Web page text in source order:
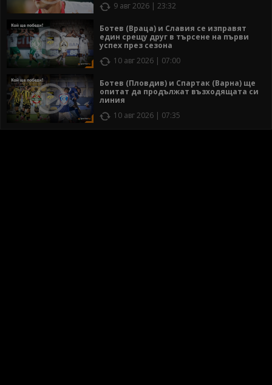
9 авг 2026 | 23:32
Ботев (Враца) и Славия се изправят
един срещу друг в търсене на първи
успех през сезона
10 авг 2026 | 07:00
Ботев (Пловдив) и Спартак (Варна) ще
опитат да продължат възходящата си
линия
10 авг 2026 | 07:35